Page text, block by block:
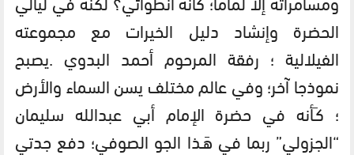
الحضرة وإنشاد دليل الخيرات مع مجموعته
الفيلالية ؛ رفقة المرحوم أحمد البدوي .يصبح
نموذجا آخر؛ وفي عالم مختلف يسن السماء والأرض
؛ كـَأنه في حضرة الإمام أبي عبدالله سليمان
“الجزولي” ربما في هَـذا الجو الصوفي؛ دفع جدتي